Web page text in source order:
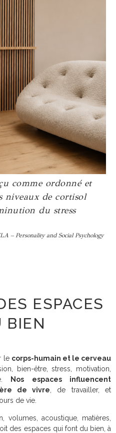
comme ordonné et
niveaux de cortisol
du stress
– Personality and Social Psychology
ESPACES
BIEN
le corps-humain et le cerveau
bien-être, stress, motivation,
Nos espaces influencent
de vivre , de travailler, et
de vie.
volumes, acoustique, matières,
des espaces qui font du bien, à